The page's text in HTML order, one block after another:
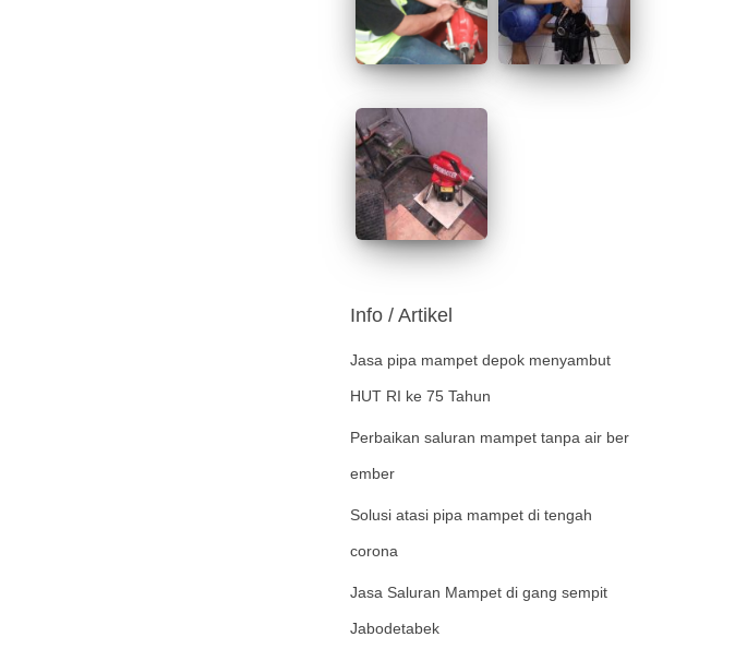
Info / Artikel
Jasa pipa mampet depok menyambut
HUT RI ke 75 Tahun
Perbaikan saluran mampet tanpa air ber
ember
Solusi atasi pipa mampet di tengah
corona
Jasa Saluran Mampet di gang sempit
Jabodetabek